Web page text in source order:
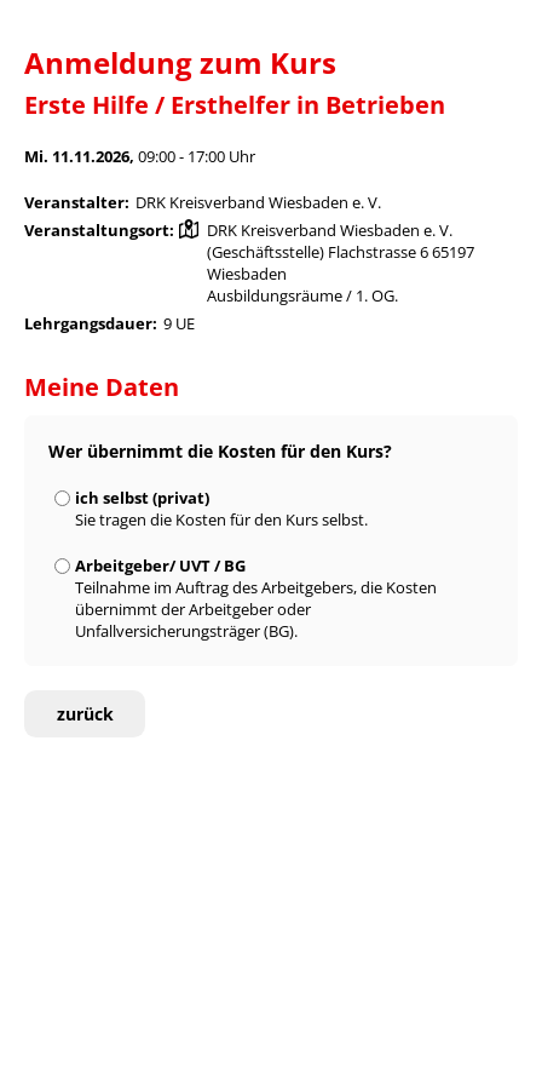
Anmeldung zum Kurs
Erste Hilfe / Ersthelfer in Betrieben
Mi. 11.11.2026, 09:00 - 17:00 Uhr
Veranstalter: DRK Kreisverband Wiesbaden e. V.
Veranstaltungsort:
DRK Kreisverband Wiesbaden e. V.
(Geschäftsstelle) Flachstrasse 6 65197
Wiesbaden
Ausbildungsräume / 1. OG.
Lehrgangsdauer: 9 UE
Meine Daten
Wer übernimmt die Kosten für den Kurs?
ich selbst (privat)
Sie tragen die Kosten für den Kurs selbst.
Arbeitgeber/ UVT / BG
Teilnahme im Auftrag des Arbeitgebers, die Kosten
übernimmt der Arbeitgeber oder
Unfallversicherungsträger (BG).
zurück